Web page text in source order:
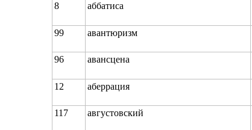
8 аббатиса
99 авантюризм
96 авансцена
12 аберрация
117 августовский